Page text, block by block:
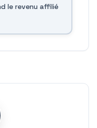
le revenu affilié